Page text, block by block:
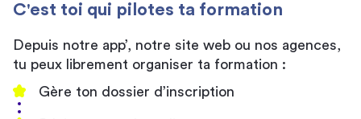
C'est toi qui pilotes ta formation
Depuis notre app’, notre site web ou nos agences,
tu peux librement organiser ta formation :
Gère ton dossier d’inscription